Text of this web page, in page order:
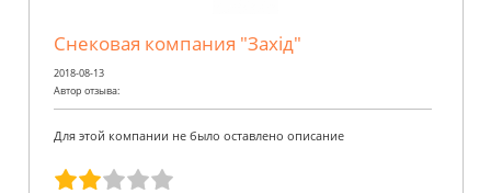
Снековая компания "Захід"
2018-08-13
Автор отзыва:
Для этой компании не было оставлено описание